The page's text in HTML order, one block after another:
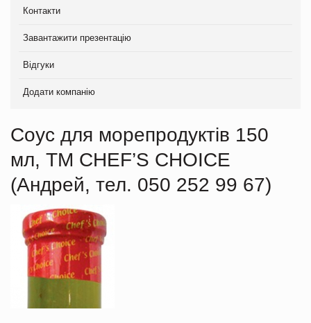
Контакти
Завантажити презентацію
Відгуки
Додати компанію
Соус для морепродуктів 150
мл, TM CHEF’S CHOICE
(Андрей, тел. 050 252 99 67)